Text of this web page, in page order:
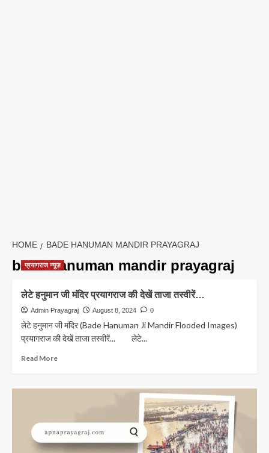
HOME BADE HANUMAN MANDIR PRAYAGRAJ
bade hanuman mandir prayagraj
प्रयागराज न्यूज़
लेटे हनुमान जी मंदिर प्रयागराज की देखें ताजा तस्वीरें…
Admin Prayagraj August 8, 2024 0
लेटे हनुमान जी मंदिर (Bade Hanuman Ji Mandir Flooded Images)
प्रयागराज की देखें ताजा तस्वीरें... लेटे...
Read MoreRead
लेटे
मंदिर
प्रयागराज
की